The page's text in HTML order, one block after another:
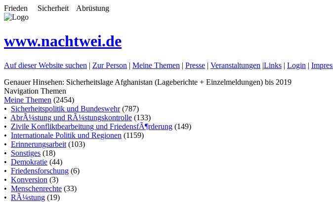
Frieden Sicherheit Abrüstung
www.nachtwei.de
Auf dieser Website suchen | Zur Person | Meine Themen | Presse | Veranstaltungen |Links | Login |
Genauer Hinsehen: Sicherheitslage Afghanistan (Lageberichte + Einzelmeldungen) bis 2019
Navigation Themen
Meine Themen (2454)
• Sicherheitspolitik und Bundeswehr(787)
• AbrÃ¼stung und RÃ¼stungskontrolle (133)
• Zivile Konfliktbearbeitung und FriedensfÃ¶rderung (149)
• Internationale Politik und Regionen (1159)
• Erinnerungsarbeit (103)
• Sonstiges (18)
• Demokratie (44)
• Friedensforschung (6)
• Konversion (3)
• Menschenrechte (33)
• RÃ¼stung (19)